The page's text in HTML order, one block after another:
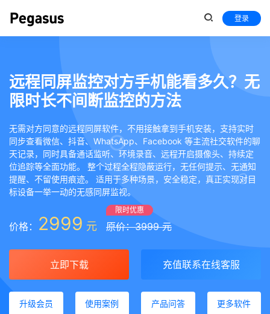
登录
远程同屏监控对方手机能看多久？无
限时长不间断监控的方法
无需对方同意的远程同屏软件，不用接触拿到手机安装，支持实时
同步查看微信、抖音、WhatsApp、Facebook 等主流社交软件的聊
天记录，同时具备通话监听、环境录音、远程开启摄像头、持续定
位追踪等全面功能。 整个过程全程隐蔽运行，无任何提示、无通知
提醒、不留使用痕迹。 适用于多种场景，安全稳定，真正实现对目
标设备一举一动的无感同屏监视。
价格： 2999 元
限时优惠
原价：3999 元
立即下载 充值联系在线客服
升级会员 使用案例 产品问答 更多软件